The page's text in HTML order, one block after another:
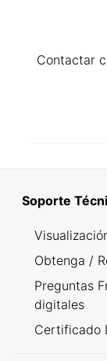
Contactar
Soporte
Obtenga /
Preguntas
digitales
Certificado